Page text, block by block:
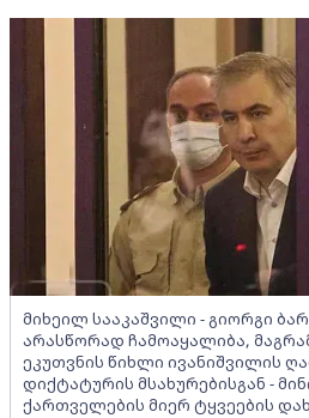
მიხეილ სააკაშვილი - გიორგი
არასწორად ჩამოაყალიბა,
ეკუთვნის წიხლი ივანიშვილის
დიქტატურის მსახურებისგან -
ქართველების მიერ ტყვეების